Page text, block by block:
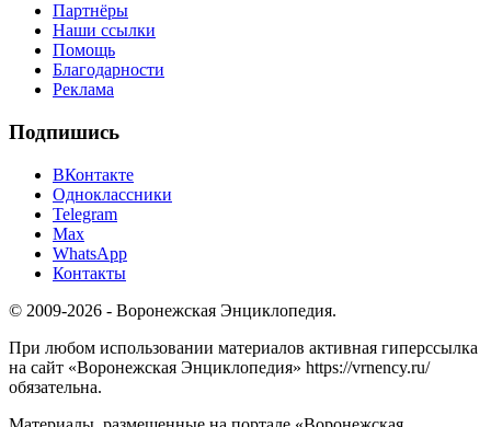
Партнёры
Наши ссылки
Помощь
Благодарности
Реклама
Подпишись
ВКонтакте
Одноклассники
Telegram
Max
WhatsApp
Контакты
© 2009-2026 - Воронежская Энциклопедия.
При любом использовании материалов активная гиперссылка
на сайт «Воронежская Энциклопедия» https://vrnency.ru/
обязательна.